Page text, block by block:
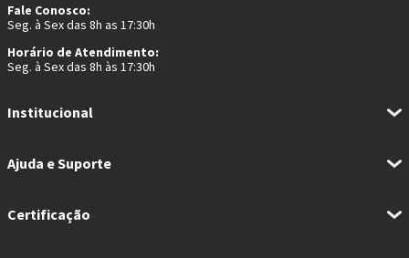
Fale Conosco:
Seg. à Sex das 8h as 17:30h
Horário de Atendimento:
Seg. à Sex das 8h às 17:30h
Institucional
Ajuda e Suporte
Certificação